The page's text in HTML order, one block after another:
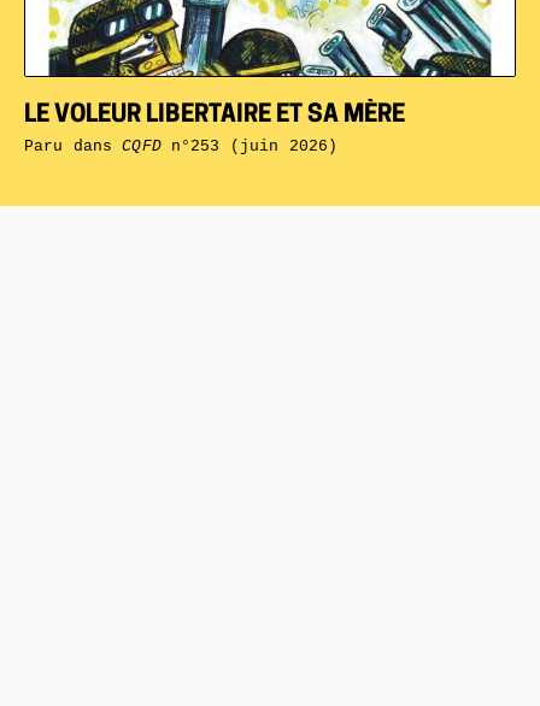
LE VOLEUR LIBERTAIRE ET SA MÈRE
Paru dansCQFDn°253 (juin 2026)